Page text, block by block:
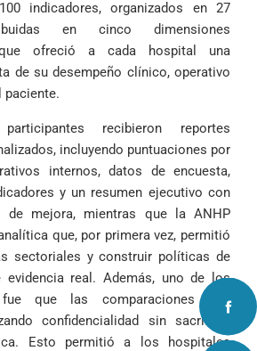
indicadores, organizados en 27
en cinco dimensiones
ofreció a cada hospital una
de su desempeño clínico, operativo
paciente.
recibieron reportes
incluyendo puntuaciones por
internos, datos de encuesta,
y un resumen ejecutivo con
de mejora, mientras que la ANHP
que, por primera vez, permitió
sectoriales y construir políticas de
real. Además, uno de los
que las comparaciones son
confidencialidad sin sacrificar
Esto permitió a los hospitales